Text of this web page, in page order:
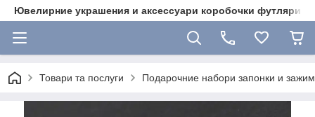
Ювелирние украшения и аксессуари коробочки футляри
Товари та послуги Подарочние набори запонки и